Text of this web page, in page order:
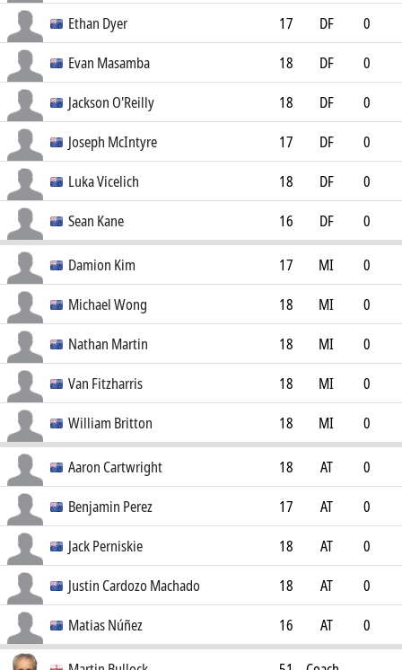
0
Ethan Dyer 17 DF
0
0
Evan Masamba 18 DF
0
0
Jackson O'Reilly 18 DF
0
0
Joseph McIntyre 17 DF
0
0
Luka Vicelich 18 DF
0
0
Sean Kane 16 DF
0
0
Damion Kim 17 MI
0
0
Michael Wong 18 MI
0
0
Nathan Martin 18 MI
0
0
Van Fitzharris 18 MI
0
0
William Britton 18 MI
0
0
Aaron Cartwright 18 AT
0
0
Benjamin Perez 17 AT
0
0
Jack Perniskie 18 AT
0
0
Justin Cardozo Machado 18 AT
0
0
Matias Núñez 16 AT
0
0